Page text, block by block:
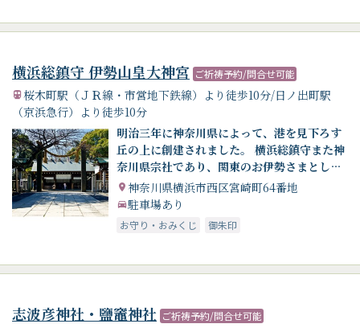
横浜総鎮守 伊勢山皇大神宮 ご祈祷予約/問合せ可能
桜木町駅（ＪＲ線・市営地下鉄線）より徒歩10分/日ノ出町駅
（京浜急行）より徒歩10分
明治三年に神奈川県によって、港を見下ろす
丘の上に創建されました。 横浜総鎮守また神
奈川県宗社であり、関東のお伊勢さまとして
広く崇敬を集めています。
神奈川県横浜市西区宮崎町64番地
駐車場あり
お守り・おみくじ 御朱印
志波彦神社・鹽竈神社 ご祈祷予約/問合せ可能